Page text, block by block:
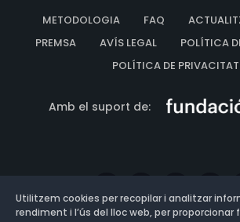
METODOLOGIA FAQ
PREMSA
AVÍS LEGAL
POLÍTICA
POLÍTICA DE PRIVACITAT
Amb el suport de:
Utilitzem cookies per recopilar i analitzar
rendiment i l’ús del lloc web, per